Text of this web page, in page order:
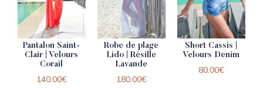
Pantalon Saint-
Clair | Velours
Corail
140.00€
Robe de plage
Lido | Résille
Lavande
180.00€
Short Cassis |
Velours Denim
80.00€